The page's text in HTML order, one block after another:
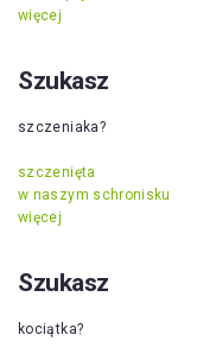
więcej
Szukasz
szczeniaka?
szczenięta
w naszym schronisku
więcej
Szukasz
kociątka?